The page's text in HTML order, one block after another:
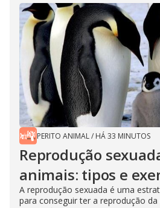
PERITO ANIMAL/ HÁ 33 MINUTOS
Reprodução
animais: tipos e
A reprodução sexuada é uma
para conseguir ter a reprodução